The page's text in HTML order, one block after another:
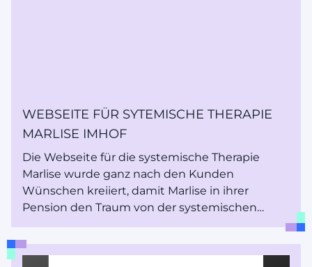
WEBSEITE FÜR SYTEMISCHE THERAPIE
MARLISE IMHOF
Die Webseite für die systemische Therapie
Marlise wurde ganz nach den Kunden
Wünschen kreiiert, damit Marlise in ihrer
Pension den Traum von der systemischen
Therapie verwirklichen kann.